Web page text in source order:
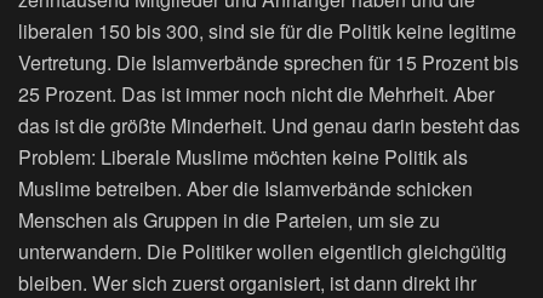
liberalen 150 bis 300, sind sie für die Politik keine legitime
Vertretung. Die Islamverbände sprechen für 15 Prozent bis
25 Prozent. Das ist immer noch nicht die Mehrheit. Aber
das ist die größte Minderheit. Und genau darin besteht das
Problem: Liberale Muslime möchten keine Politik als
Muslime betreiben. Aber die Islamverbände schicken
Menschen als Gruppen in die Parteien, um sie zu
unterwandern. Die Politiker wollen eigentlich gleichgültig
bleiben. Wer sich zuerst organisiert, ist dann direkt ihr